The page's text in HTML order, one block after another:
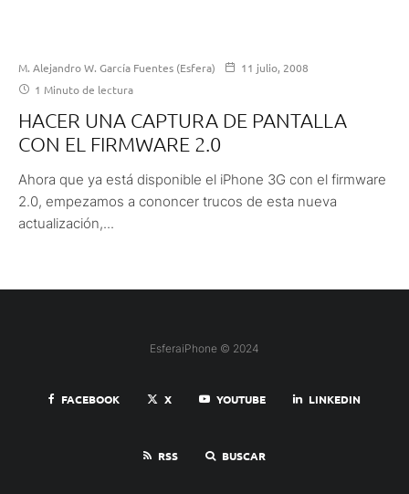
M. Alejandro W. García Fuentes (Esfera)
11 julio, 2008
1 Minuto de lectura
HACER UNA CAPTURA DE PANTALLA
CON EL FIRMWARE 2.0
Ahora que ya está disponible el iPhone 3G con el firmware
2.0, empezamos a cononcer trucos de esta nueva
actualización,...
EsferaiPhone © 2024
FACEBOOK X YOUTUBE LINKEDIN
RSS BUSCAR